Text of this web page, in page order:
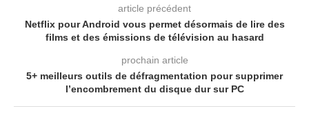
article précédent
Netflix pour Android vous permet désormais de lire des
films et des émissions de télévision au hasard
prochain article
5+ meilleurs outils de défragmentation pour supprimer
l’encombrement du disque dur sur PC